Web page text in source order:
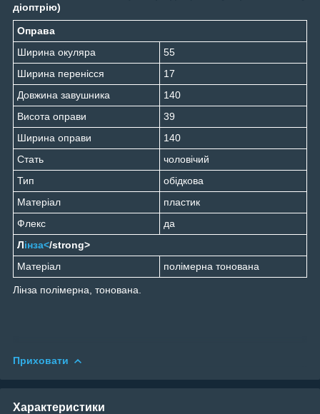
діоптрію)
Оправа
Ширина окуляра
55
Ширина перенісся
17
Довжина завушника
140
Висота оправи
39
Ширина оправи
140
Стать
чоловічий
Тип
обідкова
Матеріал
пластик
Флекс
да
Лінза</strong>
Матеріал
полімерна тонована
Лінза полімерна, тонована.
Приховати
Характеристики